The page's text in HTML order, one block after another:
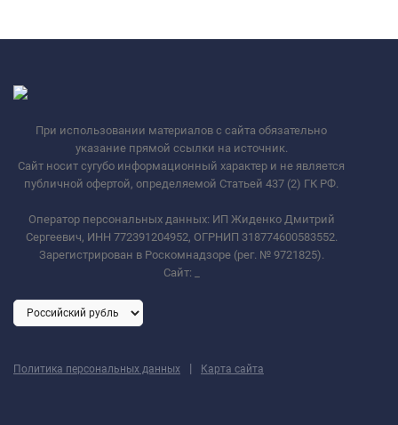
При использовании материалов с сайта обязательно
указание прямой ссылки на источник.
Сайт носит сугубо информационный характер и не является
публичной офертой, определяемой Статьей 437 (2) ГК РФ.
Оператор персональных данных: ИП Жиденко Дмитрий
Сергеевич, ИНН 772391204952, ОГРНИП 318774600583552.
Зарегистрирован в Роскомнадзоре (рег. № 9721825).
Сайт:
Политика персональных данных | Карта сайта